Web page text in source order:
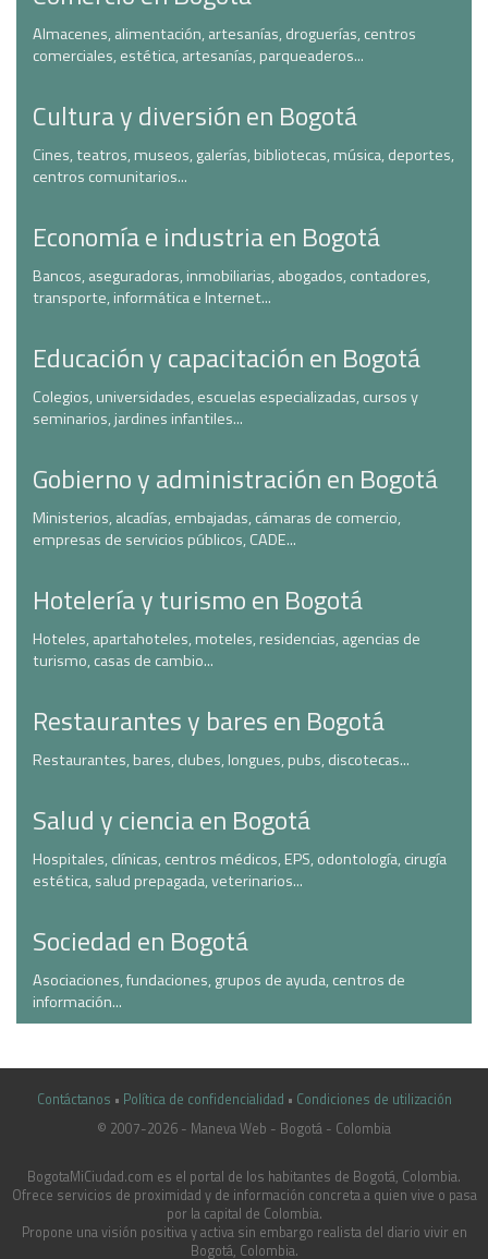
Almacenes, alimentación, artesanías, droguerías, centros
comerciales, estética, artesanías, parqueaderos...
Cultura y diversión en Bogotá
Cines, teatros, museos, galerías, bibliotecas, música, deportes,
centros comunitarios...
Economía e industria en Bogotá
Bancos, aseguradoras, inmobiliarias, abogados, contadores,
transporte, informática e Internet...
Educación y capacitación en Bogotá
Colegios, universidades, escuelas especializadas, cursos y
seminarios, jardines infantiles...
Gobierno y administración en Bogotá
Ministerios, alcadías, embajadas, cámaras de comercio,
empresas de servicios públicos, CADE...
Hotelería y turismo en Bogotá
Hoteles, apartahoteles, moteles, residencias, agencias de
turismo, casas de cambio...
Restaurantes y bares en Bogotá
Restaurantes, bares, clubes, longues, pubs, discotecas...
Salud y ciencia en Bogotá
Hospitales, clínicas, centros médicos, EPS, odontología, cirugía
estética, salud prepagada, veterinarios...
Sociedad en Bogotá
Asociaciones, fundaciones, grupos de ayuda, centros de
información...
Contáctanos • Política de confidencialidad • Condiciones de utilización
© 2007-2026 - Maneva Web - Bogotá - Colombia
casinoluck.ca
BogotaMiCiudad.com es el portal de los habitantes de Bogotá, Colombia.
Ofrece servicios de proximidad y de información concreta a quien vive o pasa
por la capital de Colombia.
Propone una visión positiva y activa sin embargo realista del diario vivir en
Bogotá, Colombia.